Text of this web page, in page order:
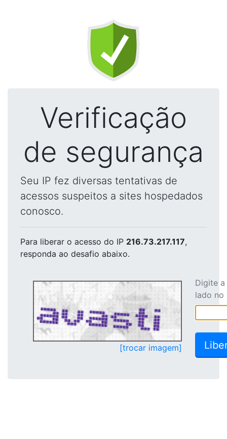
Verificação
de segurança
Seu IP fez diversas tentativas de
acessos suspeitos a sites hospedados
conosco.
Para liberar o acesso do IP 216.73.217.117,
responda ao desafio abaixo.
[trocar imagem]
Digite
lado no